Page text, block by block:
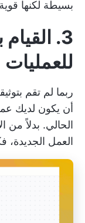
بسيطة لكنها
3.
للعمليات
ربما لم تقم
أن يكون لديك
الحالي. بدلاً من
العمل الجديدة،